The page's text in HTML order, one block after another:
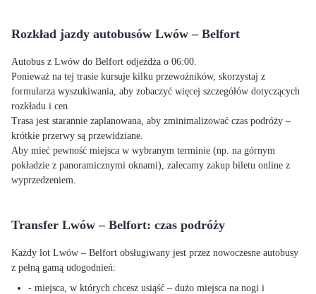
Rozkład jazdy autobusów Lwów – Belfort
Autobus z Lwów do Belfort odjeżdża o 06:00.
Ponieważ na tej trasie kursuje kilku przewoźników, skorzystaj z
formularza wyszukiwania, aby zobaczyć więcej szczegółów dotyczących
rozkładu i cen.
Trasa jest starannie zaplanowana, aby zminimalizować czas podróży –
krótkie przerwy są przewidziane.
Aby mieć pewność miejsca w wybranym terminie (np. na górnym
pokładzie z panoramicznymi oknami), zalecamy zakup biletu online z
wyprzedzeniem.
Transfer Lwów – Belfort: czas podróży
Każdy lot Lwów – Belfort obsługiwany jest przez nowoczesne autobusy
z pełną gamą udogodnień:
- miejsca, w których chcesz usiąść – dużo miejsca na nogi i